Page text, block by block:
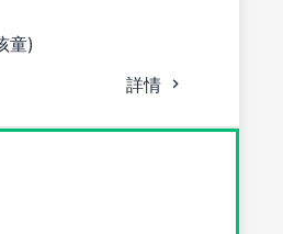
童)
詳情